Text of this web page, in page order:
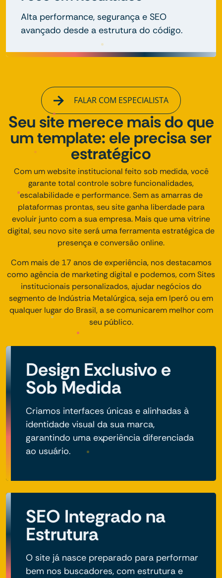
Alta performance, segurança e SEO
avançado desde a estrutura do código.
FALAR COM ESPECIALISTA
Seu site merece mais do que
um template: ele precisa ser
estratégico
Com um website institucional feito sob medida, você
garante total controle sobre funcionalidades,
escalabilidade e performance. Sem as amarras de
plataformas prontas, seu site ganha liberdade para
evoluir junto com a sua empresa. Mais que uma vitrine
digital, seu novo site será uma ferramenta estratégica de
presença e conversão online.
Com mais de 17 anos de experiência, nos destacamos
como agência de marketing digital e podemos, com Sites
institucionais personalizados, ajudar negócios do
segmento de Indústria Metalúrgica, seja em Iperó ou em
qualquer lugar do Brasil, a se comunicarem melhor com
seu público.
Design Exclusivo e
Sob Medida
Criamos interfaces únicas e alinhadas à
identidade visual da sua marca,
garantindo uma experiência diferenciada
ao usuário.
SEO Integrado na
Estrutura
O site já nasce preparado para performar
bem nos buscadores, com estrutura e